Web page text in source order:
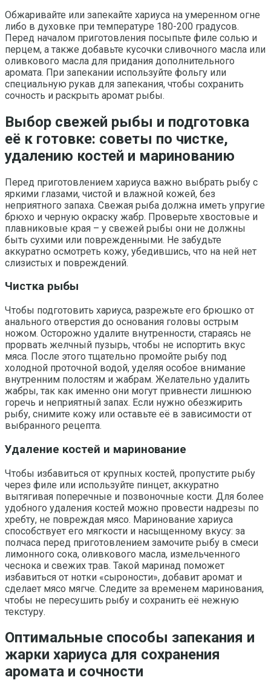
Обжаривайте или запекайте хариуса на умеренном огне
либо в духовке при температуре 180-200 градусов.
Перед началом приготовления посыпьте филе солью и
перцем, а также добавьте кусочки сливочного масла или
оливкового масла для придания дополнительного
аромата. При запекании используйте фольгу или
специальную рукав для запекания, чтобы сохранить
сочность и раскрыть аромат рыбы.
Выбор свежей рыбы и подготовка
её к готовке: советы по чистке,
удалению костей и маринованию
Перед приготовлением хариуса важно выбрать рыбу с
яркими глазами, чистой и влажной кожей, без
неприятного запаха. Свежая рыба должна иметь упругие
брюхо и черную окраску жабр. Проверьте хвостовые и
плавниковые края – у свежей рыбы они не должны
быть сухими или поврежденными. Не забудьте
аккуратно осмотреть кожу, убедившись, что на ней нет
слизистых и повреждений.
Чистка рыбы
Чтобы подготовить хариуса, разрежьте его брюшко от
анального отверстия до основания головы острым
ножом. Осторожно удалите внутренности, стараясь не
прорвать желчный пузырь, чтобы не испортить вкус
мяса. После этого тщательно промойте рыбу под
холодной проточной водой, уделяя особое внимание
внутренним полостям и жабрам. Желательно удалить
жабры, так как именно они могут привнести лишнюю
горечь и неприятный запах. Если нужно обезжирить
рыбу, снимите кожу или оставьте её в зависимости от
выбранного рецепта.
Удаление костей и маринование
Чтобы избавиться от крупных костей, пропустите рыбу
через филе или используйте пинцет, аккуратно
вытягивая поперечные и позвоночные кости. Для более
удобного удаления костей можно провести надрезы по
хребту, не повреждая мясо. Маринование хариуса
способствует его мягкости и насыщенному вкусу: за
полчаса перед приготовлением замочите рыбу в смеси
лимонного сока, оливкового масла, измельченного
чеснока и свежих трав. Такой маринад поможет
избавиться от нотки «сыроности», добавит аромат и
сделает мясо мягче. Следите за временем маринования,
чтобы не пересушить рыбу и сохранить её нежную
текстуру.
Оптимальные способы запекания и
жарки хариуса для сохранения
аромата и сочности